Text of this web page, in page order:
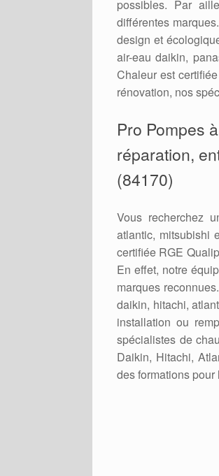
possibles. Par
différentes
design et
air-eau daikin,
Chaleur est
rénovation, nos
Pro Pompes
réparation,
(84170)
Vous recherchez
atlantic, mitsubishi
certifiée RGE
En effet, notre
marques
daikin, hitachi,
installation ou
spécialistes de
Daikin, Hitachi,
des formations